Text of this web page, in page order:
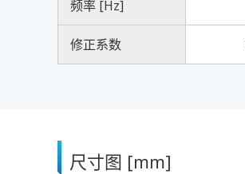
频率 [Hz]
修正系数
尺寸图 [mm]